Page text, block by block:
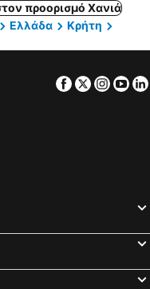
προορισμό Χανιά
Ελλάδα
Κρήτη
Facebook
Twitter